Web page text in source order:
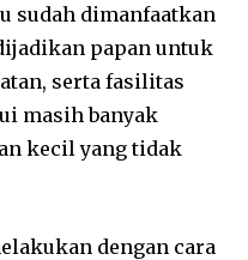
sudah dimanfaatkan
papan untuk
serta fasilitas
masih banyak
kecil yang tidak
dengan cara